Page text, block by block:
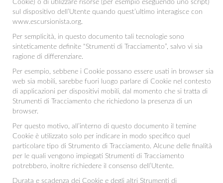
Cookie) o di utilizzare risorse (per esempio eseguendo uno script)
sul dispositivo dell’Utente quando quest’ultimo interagisce con
www.escursionista.org.
Per semplicità, in questo documento tali tecnologie sono
sinteticamente definite “Strumenti di Tracciamento”, salvo vi sia
ragione di differenziare.
Per esempio, sebbene i Cookie possano essere usati in browser sia
web sia mobili, sarebbe fuori luogo parlare di Cookie nel contesto
di applicazioni per dispositivi mobili, dal momento che si tratta di
Strumenti di Tracciamento che richiedono la presenza di un
browser.
Per questo motivo, all’interno di questo documento il temine
Cookie è utilizzato solo per indicare in modo specifico quel
particolare tipo di Strumento di Tracciamento. Alcune delle finalità
per le quali vengono impiegati Strumenti di Tracciamento
potrebbero, inoltre richiedere il consenso dell’Utente.
Durata e scadenza dei Cookie e degli altri Strumenti di